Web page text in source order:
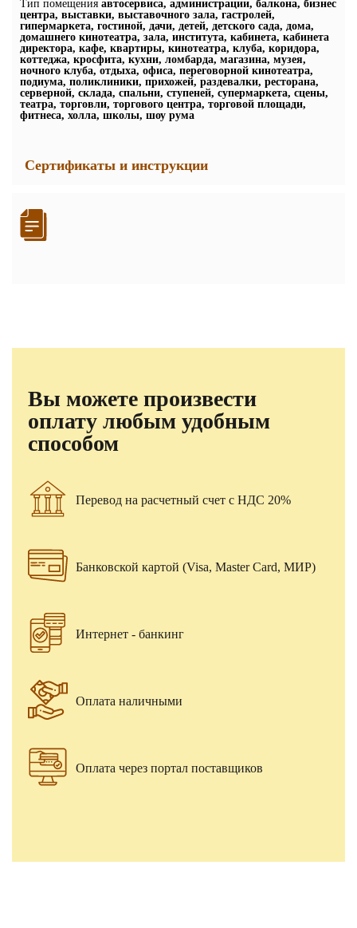
Тип помещения автосервиса, администрации, балкона, бизнес
центра, выставки, выставочного зала, гастролей,
гипермаркета, гостиной, дачи, детей, детского сада, дома,
домашнего кинотеатра, зала, института, кабинета, кабинета
директора, кафе, квартиры, кинотеатра, клуба, коридора,
коттеджа, кросфита, кухни, ломбарда, магазина, музея,
ночного клуба, отдыха, офиса, переговорной кинотеатра,
подиума, поликлиники, прихожей, раздевалки, ресторана,
серверной, склада, спальни, ступеней, супермаркета, сцены,
театра, торговли, торгового центра, торговой площади,
фитнеса, холла, школы, шоу рума
Сертификаты и инструкции
Вы можете произвести
оплату любым удобным
способом
Перевод на расчетный счет с НДС 20%
Банковской картой (Visa, Master Card, МИР)
Интернет - банкинг
Оплата наличными
Оплата через портал поставщиков